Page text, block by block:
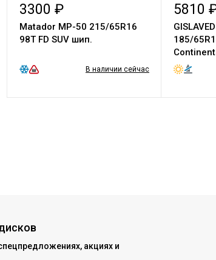
3300 ₽
Matador МР-50 215/65R16
98T FD SUV шип.
В наличии сейчас
5810
185/65R15
акциях и